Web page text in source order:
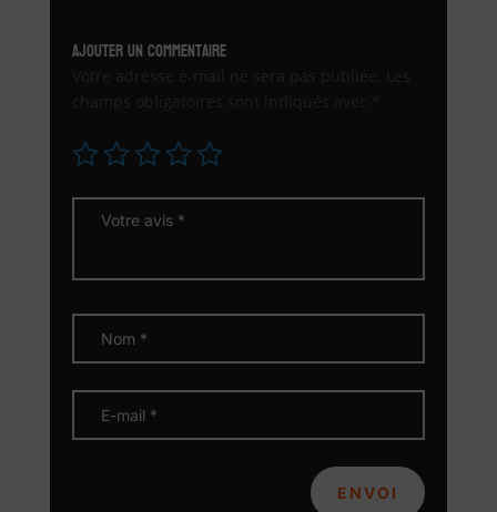
Ajouter un commentaire
ENVOI